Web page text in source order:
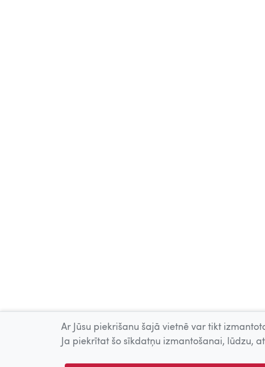
Ar Jūsu piekrišanu šajā vietnē var tikt
Ja piekrītat šo sīkdatņu izmantošanai, lūdzu,